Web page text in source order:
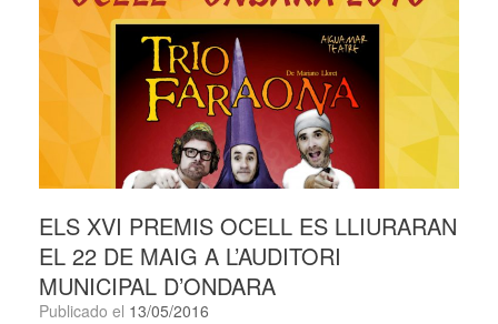
ELS XVI PREMIS OCELL ES LLIURARAN
EL 22 DE MAIG A L’AUDITORI
MUNICIPAL D’ONDARA
Publicado el 13/05/2016